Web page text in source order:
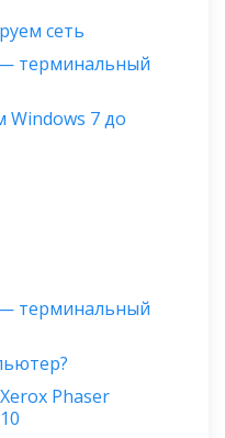
сеть
терминальный
Windows 7 до
терминальный
Phaser